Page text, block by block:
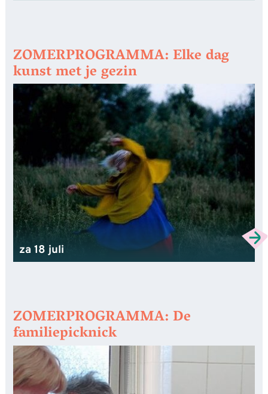
ZOMERPROGRAMMA: Elke dag
kunst met je gezin
za 18 juli
ZOMERPROGRAMMA: De
familiepicknick